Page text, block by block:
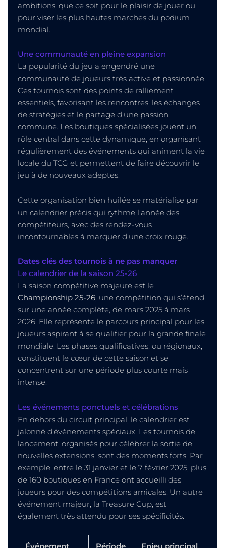
ambitions, que ce soit pour le plaisir de jouer ou
pour viser les plus hautes marches du podium
mondial.
Une communauté en pleine expansion
La popularité du jeu a engendré une
communauté de joueurs très active et passionnée.
Ces tournois sont des points de ralliement
essentiels, favorisant les rencontres, les échanges
de stratégies et le partage d’une passion
commune. Les boutiques spécialisées jouent un
rôle central dans cette dynamique, en organisant
régulièrement des événements qui animent la vie
locale du TCG et permettent de faire découvrir le
jeu à de nouveaux adeptes.
Cette organisation bien huilée se matérialise par
un calendrier précis qui rythme l’année des
compétiteurs, avec des rendez-vous
incontournables à marquer d’une croix rouge.
Dates clés des tournois à ne pas manquer
Le calendrier de la saison 25-26
La saison compétitive majeure est le
Championship 25-26, une compétition qui s’étend
sur une année complète, de mars 2025 à mars
2026. Elle représente le parcours principal pour les
joueurs aspirant à se qualifier pour la grande finale
mondiale. Les phases qualificatives, ou régionaux,
constituent le cœur de cette saison et se
concentrent sur une période plus courte mais
intense.
Les événements ponctuels et célébrations
En dehors du circuit principal, le calendrier est
jalonné d’événements spéciaux. Les tournois de
lancement, organisés pour célébrer la sortie de
nouvelles extensions, sont des moments forts. Par
exemple, entre le 31 janvier et le 7 février 2025, plus
de 160 boutiques en France ont accueilli des
joueurs pour des compétitions amicales. Un autre
événement majeur, la Treasure Cup, est
également très attendu pour ses spécificités.